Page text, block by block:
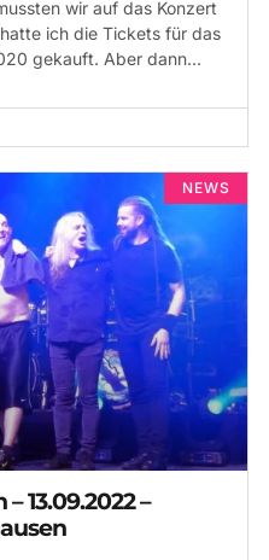
wir auf das Konzert
ich die Tickets für das
gekauft. Aber dann…
NEWS
13.09.2022 –